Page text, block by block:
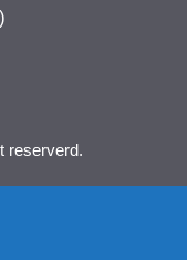
reserverd.